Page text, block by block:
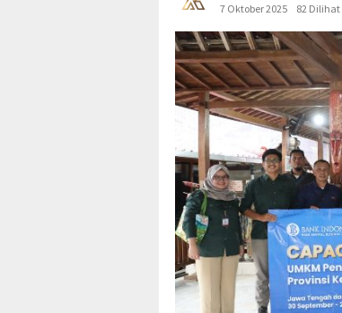
7 Oktober 2025
82 Dilihat